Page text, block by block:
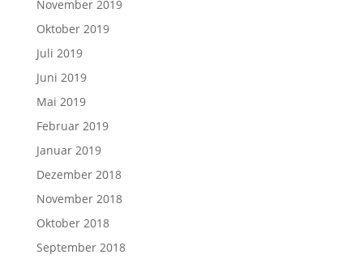
November 2019
Oktober 2019
Juli 2019
Juni 2019
Mai 2019
Februar 2019
Januar 2019
Dezember 2018
November 2018
Oktober 2018
September 2018